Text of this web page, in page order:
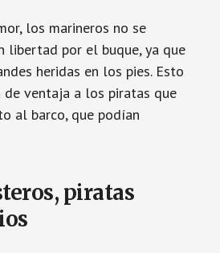
los marineros no se
libertad por el buque, ya que
heridas en los pies. Esto
de ventaja a los piratas que
al barco, que podían
piratas